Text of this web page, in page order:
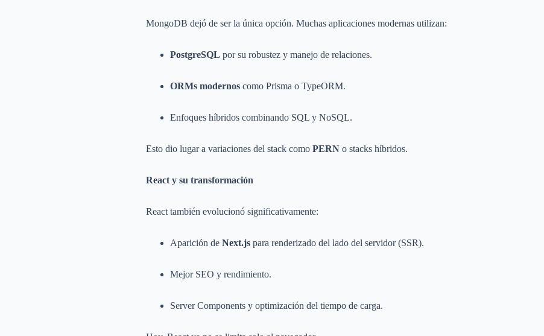
MongoDB dejó de ser la única opción. Muchas aplicaciones modernas utilizan:
PostgreSQL por su robustez y manejo de relaciones.
ORMs modernos como Prisma o TypeORM.
Enfoques híbridos combinando SQL y NoSQL.
Esto dio lugar a variaciones del stack como PERN o stacks híbridos.
React y su transformación
React también evolucionó significativamente:
Aparición de Next.js para renderizado del lado del servidor (SSR).
Mejor SEO y rendimiento.
Server Components y optimización del tiempo de carga.